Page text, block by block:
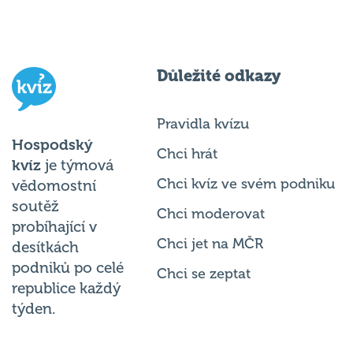
Hospodský
kvíz je týmová
vědomostní
soutěž
probíhající v
desítkách
podniků po celé
republice každý
týden.
Důležité odkazy
Pravidla kvízu
Chci hrát
Chci kvíz ve svém podniku
Chci moderovat
Chci jet na MČR
Chci se zeptat